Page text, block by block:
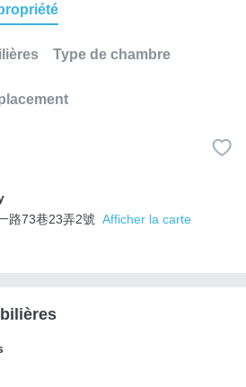
Type de chambre
路73巷23弄2號 Afficher la carte